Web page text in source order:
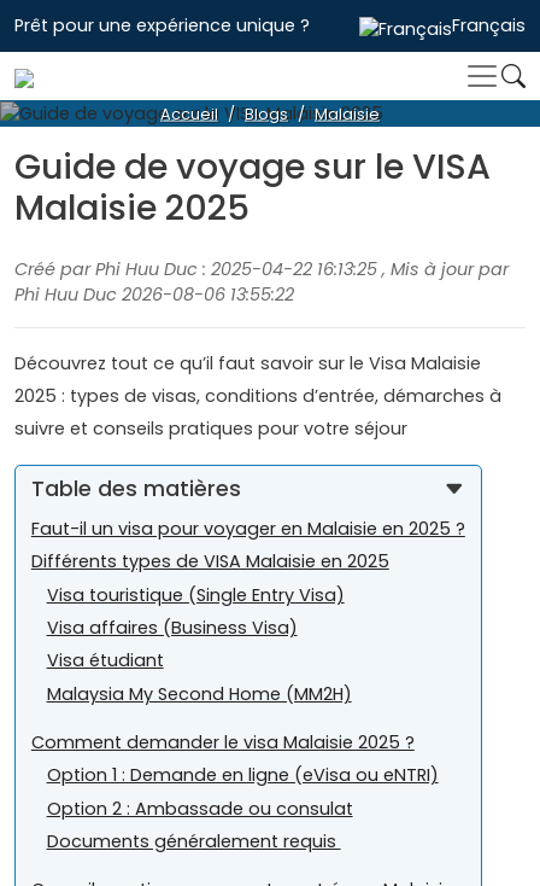
Prêt pour une expérience unique ? Français
Accueil Blogs Malaisie
Guide de voyage sur le VISA
Malaisie 2025
Créé par Phi Huu Duc : 2025-04-22 16:13:25 , Mis à jour par
Phi Huu Duc 2026-08-06 13:55:22
Découvrez tout ce qu’il faut savoir sur le Visa Malaisie
2025 : types de visas, conditions d’entrée, démarches à
suivre et conseils pratiques pour votre séjour
Table des matières
Faut-il un visa pour voyager en Malaisie en 2025 ?
Différents types de VISA Malaisie en 2025
Visa touristique (Single Entry Visa)
Visa affaires (Business Visa)
Visa étudiant
Malaysia My Second Home (MM2H)
Comment demander le visa Malaisie 2025 ?
Option 1 : Demande en ligne (eVisa ou eNTRI)
Option 2 : Ambassade ou consulat
Documents généralement requis